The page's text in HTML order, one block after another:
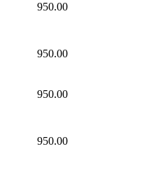
950.00
950.00
950.00
950.00